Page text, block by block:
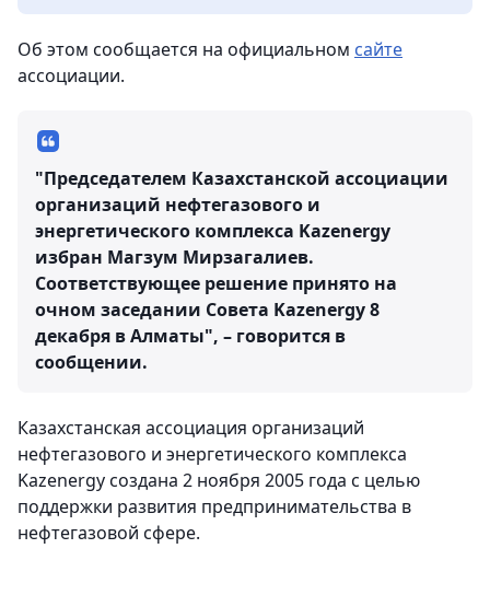
Об этом сообщается на официальном сайте
ассоциации.
"Председателем Казахстанской ассоциации
организаций нефтегазового и
энергетического комплекса Kazenergy
избран Магзум Мирзагалиев.
Соответствующее решение принято на
очном заседании Совета Kazenergy 8
декабря в Алматы", – говорится в
сообщении.
Казахстанская ассоциация организаций
нефтегазового и энергетического комплекса
Kazenergy создана 2 ноября 2005 года с целью
поддержки развития предпринимательства в
нефтегазовой сфере.